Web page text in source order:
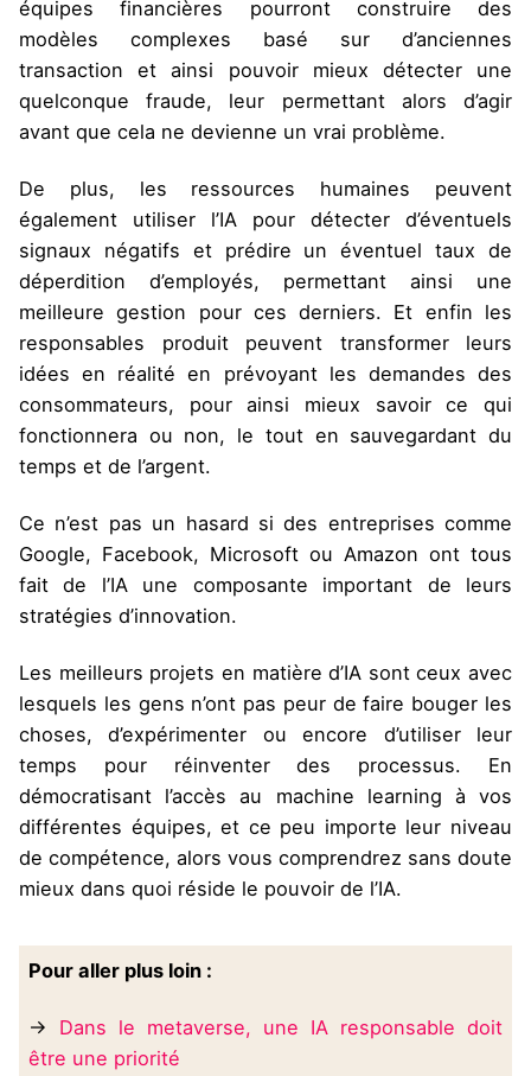
équipes financières pourront construire des
modèles complexes basé sur d’anciennes
transaction et ainsi pouvoir mieux détecter une
quelconque fraude, leur permettant alors d’agir
avant que cela ne devienne un vrai problème.
De plus, les ressources humaines peuvent
également utiliser l’IA pour détecter d’éventuels
signaux négatifs et prédire un éventuel taux de
déperdition d’employés, permettant ainsi une
meilleure gestion pour ces derniers. Et enfin les
responsables produit peuvent transformer leurs
idées en réalité en prévoyant les demandes des
consommateurs, pour ainsi mieux savoir ce qui
fonctionnera ou non, le tout en sauvegardant du
temps et de l’argent.
Ce n’est pas un hasard si des entreprises comme
Google, Facebook, Microsoft ou Amazon ont tous
fait de l’IA une composante important de leurs
stratégies d’innovation.
Les meilleurs projets en matière d’IA sont ceux avec
lesquels les gens n’ont pas peur de faire bouger les
choses, d’expérimenter ou encore d’utiliser leur
temps pour réinventer des processus. En
démocratisant l’accès au machine learning à vos
différentes équipes, et ce peu importe leur niveau
de compétence, alors vous comprendrez sans doute
mieux dans quoi réside le pouvoir de l’IA.
Pour aller plus loin :
→ Dans le metaverse, une IA responsable doit
être une priorité